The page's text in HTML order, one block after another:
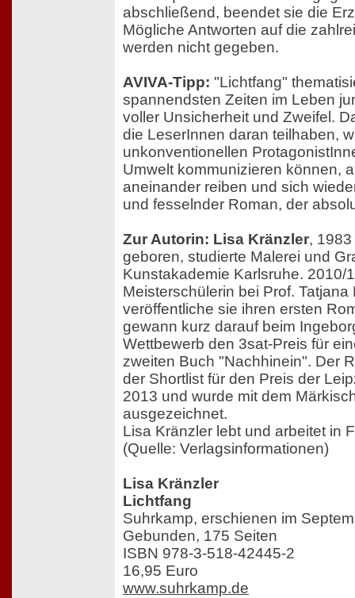
abschließend, beendet sie die
Mögliche Antworten auf die
werden nicht gegeben.
AVIVA-Tipp: "Lichtfang"
spannendsten Zeiten im Leben
voller Unsicherheit und Zweifel.
die LeserInnen daran teilhaben,
unkonventionellen
Umwelt kommunizieren können,
aneinander reiben und sich
und fesselnder Roman, der
Zur Autorin: Lisa Kränzler,
geboren, studierte Malerei und
Kunstakademie Karlsruhe. 2010/
Meisterschülerin bei Prof.
veröffentliche sie ihren ersten
gewann kurz darauf beim
Wettbewerb den 3sat-Preis für
zweiten Buch "Nachhinein". Der
der Shortlist für den Preis der
2013 und wurde mit dem
ausgezeichnet.
Lisa Kränzler lebt und arbeitet in
(Quelle: Verlagsinformationen)
Lisa Kränzler
Lichtfang
Suhrkamp, erschienen im
Gebunden, 175 Seiten
ISBN 978-3-518-42445-2
16,95 Euro
www.suhrkamp.de